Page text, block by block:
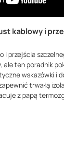
kablowy i
i przejścia
ale ten poradnik
wskazówki i
trwałą
z papą